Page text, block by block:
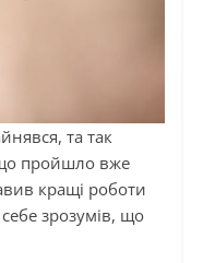
та так
пройшло вже
кращі роботи
зрозумів, що